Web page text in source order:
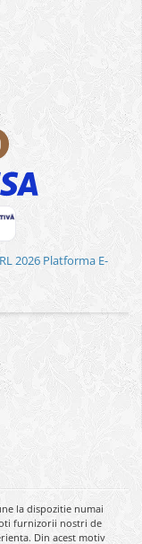
2026 Platforma E-
la dispozitie numai
furnizorii nostri de
Din acest motiv